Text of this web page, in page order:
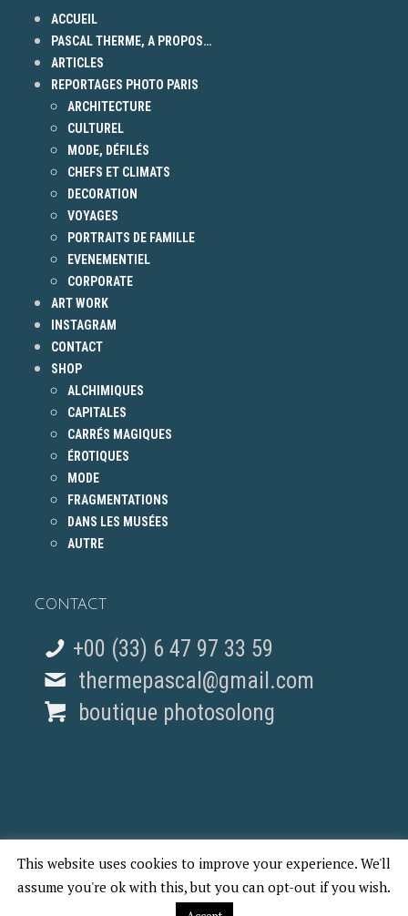
ACCUEIL
PASCAL THERME, A PROPOS…
ARTICLES
REPORTAGES PHOTO PARIS
ARCHITECTURE
CULTUREL
MODE, DÉFILÉS
CHEFS ET CLIMATS
DECORATION
VOYAGES
PORTRAITS DE FAMILLE
EVENEMENTIEL
CORPORATE
ART WORK
INSTAGRAM
CONTACT
SHOP
ALCHIMIQUES
CAPITALES
CARRÉS MAGIQUES
ÉROTIQUES
MODE
FRAGMENTATIONS
DANS LES MUSÉES
AUTRE
CONTACT
+00 (33) 6 47 97 33 59
thermepascal@gmail.com
boutique photosolong
© 2018 Pascal Therme - REPORTAGES PHOTO PARIS
This website uses cookies to improve your experience. We'll
assume you're ok with this, but you can opt-out if you wish.